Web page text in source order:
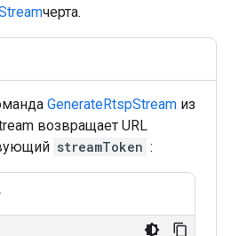
черта.
GenerateRtspStream из
возвращает URL
streamToken :